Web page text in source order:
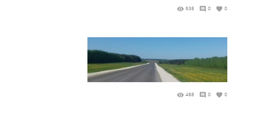
638 0 0
488 0 0